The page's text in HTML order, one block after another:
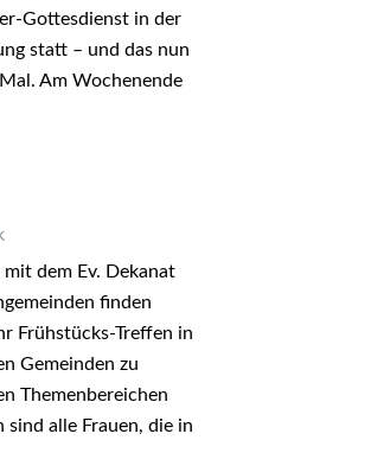
Gottesdienst in der
statt – und das nun
Am Wochenende
Biker-Gottesdienst in der Böllensee-
dem Ev. Dekanat
finden
Frühstücks-Treffen in
Gemeinden zu
Themenbereichen
sind alle Frauen, die in